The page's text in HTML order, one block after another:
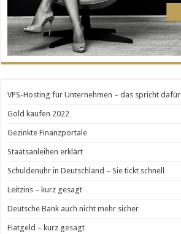
VPS-Hosting für Unternehmen – das spricht dafür
Gold kaufen 2022
Gezinkte Finanzportale
Staatsanleihen erklärt
Schuldenuhr in Deutschland – Sie tickt schnell
Leitzins – kurz gesagt
Deutsche Bank auch nicht mehr sicher
Fiatgeld – kurz gesagt